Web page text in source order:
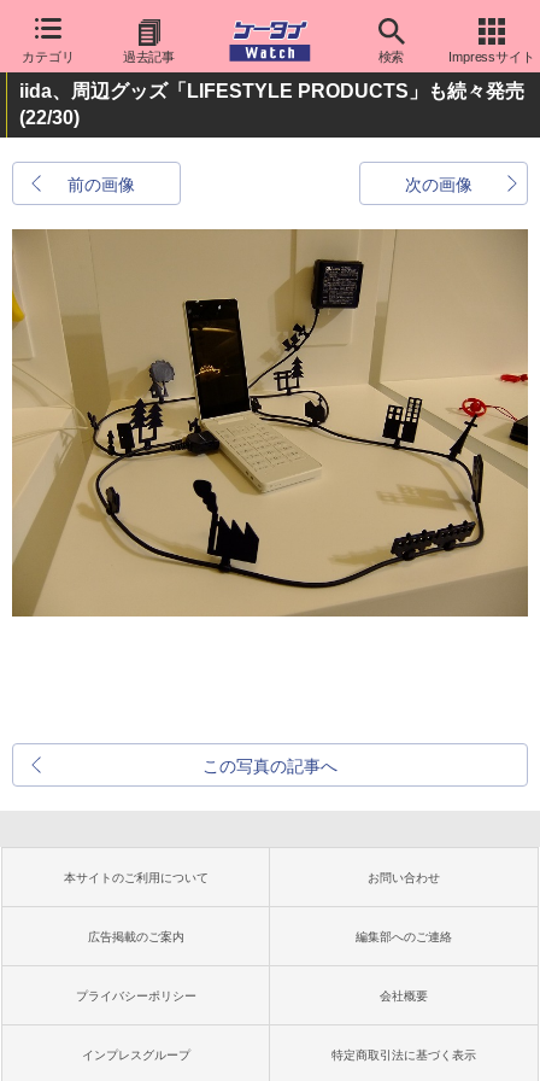
カテゴリ 過去記事 検索 Impressサイト
iida、周辺グッズ「LIFESTYLE PRODUCTS」も続々発売
(22/30)
前の画像 次の画像
この写真の記事へ
本サイトのご利用について お問い合わせ
広告掲載のご案内 編集部へのご連絡
プライバシーポリシー 会社概要
インプレスグループ 特定商取引法に基づく表示